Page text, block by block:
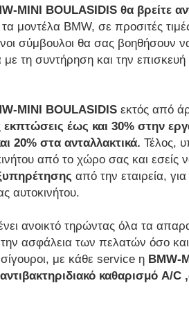
MINI BOULASIDIS θα βρείτε
μοντέλα BMW, σε προσιτές
σύμβουλοι θα σας βοηθήσουν
με τη συντήρηση και την
MINI BOULASIDIS εκτός από
εκπτώσεις έως και 30% στην
20% στα ανταλλακτικά. Τέλος,
από το χώρο σας και εσείς
από την εταιρεία,
αυτοκινήτου.
ανοικτό τηρώντας όλα τα
ασφάλεια των πελατών όσο
με κάθε service η BMW-
καθαρισμό A/C